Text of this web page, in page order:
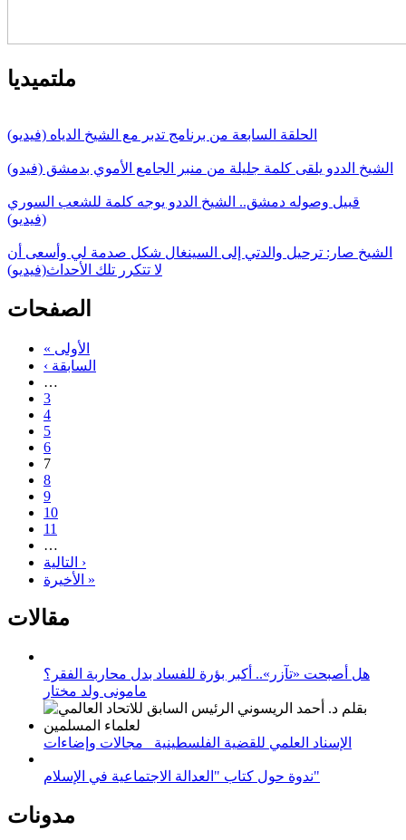
ملتميديا
الحلقة السابعة من برنامج تدبر مع الشيخ الدياه (فيديو)
الشيخ الددو يلقى كلمة جليلة من منبر الجامع الأموي بدمشق (فيدو)
قبيل وصوله دمشق.. الشيخ الددو يوجه كلمة للشعب السوري
(فيديو)
الشيخ صار: ترحيل والدتي إلى السينغال شكل صدمة لي وأسعى أن
لا تتكرر تلك الأحداث(فيديو)
الصفحات
« الأولى
‹ السابقة
…
3
4
5
6
7
8
9
10
11
…
التالية ›
الأخيرة »
مقالات
هل أصبحت «تآزر».. أكبر بؤرة للفساد بدل محاربة الفقر؟
مامونى ولد مختار
الإسناد العلمي للقضية الفلسطينية_ مجالات وإضاءات
ندوة حول كتاب "العدالة الاجتماعية في الإسلام"
مدونات